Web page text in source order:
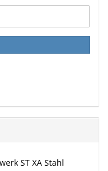
ST XA Stahl